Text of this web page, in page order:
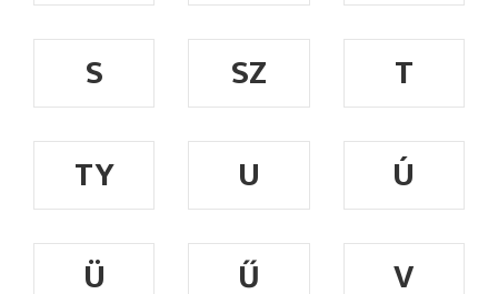
S
SZ
T
TY
U
Ú
Ü
Ű V